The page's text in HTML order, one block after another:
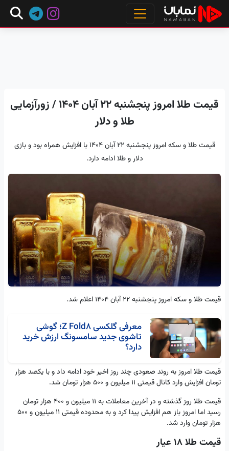
قیمت طلا امروز پنجشنبه ۲۲ آبان ۱۴۰۴ / زورآزمایی
طلا و دلار
قیمت طلا و سکه امروز پنجشنبه ۲۲ آبان ۱۴۰۴ با افزایش همراه بود و بازی
دلار و طلا ادامه دارد.
قیمت طلا و سکه امروز پنجشنبه ۲۲ آبان ۱۴۰۴ اعلام شد.
معرفی گلکسی Z Fold8؛ گوشی
تاشوی جدید سامسونگ ارزش خرید
دارد؟
قیمت طلا امروز به روند صعودی چند روز اخیر خود ادامه داد و با یکصد هزار
تومان افزایش وارد کانال قیمتی ۱۱ میلیون و ۵۰۰ هزار تومان شد.
قیمت طلا روز گذشته و در آخرین معاملات به ۱۱ میلیون و ۴۰۰ هزار تومان
رسید اما امروز باز هم افزایش پیدا کرد و به محدوده قیمتی ۱۱ میلیون و ۵۰۰
هزار تومان وارد شد.
قیمت طلا ۱۸ عیار